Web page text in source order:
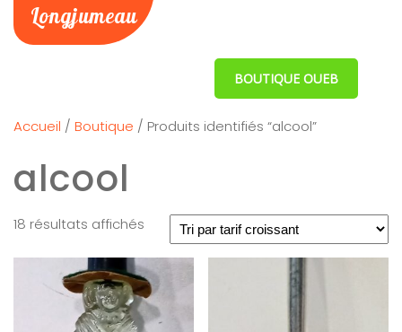
Longjumeau
BOUTIQUE OUEB
Accueil / Boutique / Produits identifiés “alcool”
alcool
18 résultats affichés